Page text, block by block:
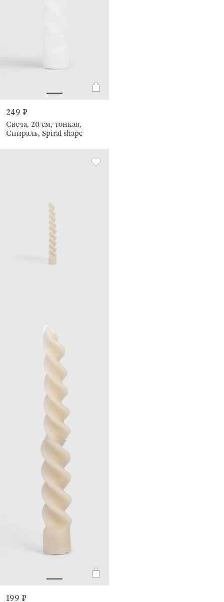
249 ₽
Свеча, 20 см, тонкая,
Спираль, Spiral shape
199 ₽